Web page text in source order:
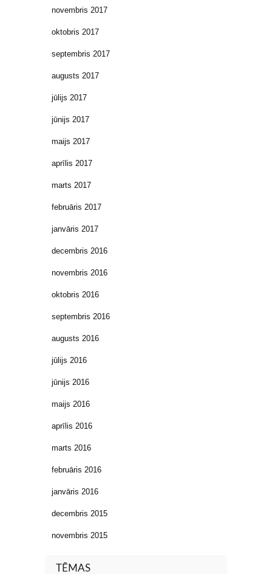
novembris 2017
oktobris 2017
septembris 2017
augusts 2017
jūlijs 2017
jūnijs 2017
maijs 2017
aprīlis 2017
marts 2017
februāris 2017
janvāris 2017
decembris 2016
novembris 2016
oktobris 2016
septembris 2016
augusts 2016
jūlijs 2016
jūnijs 2016
maijs 2016
aprīlis 2016
marts 2016
februāris 2016
janvāris 2016
decembris 2015
novembris 2015
TĒMAS